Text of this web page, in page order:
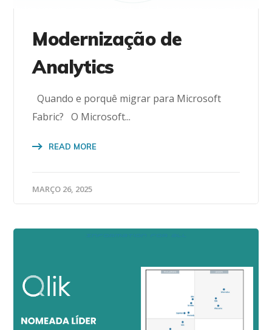
Modernização de
Analytics
Quando e porquê migrar para Microsoft
Fabric? O Microsoft...
READ MORE
MARÇO 26, 2025